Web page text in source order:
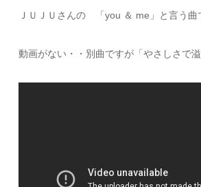
ＪＵＪＵさんの 「you ＆ me」と言う曲
動画がない・・別曲ですが「やさしさで溢